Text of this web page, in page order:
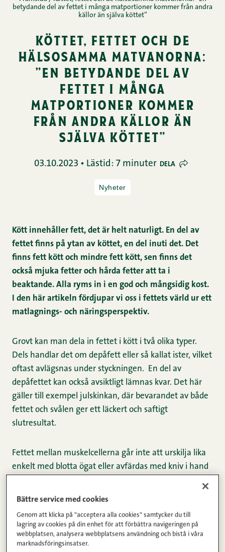
betydande del av fettet i många matportioner kommer från andra
källor än själva köttet”
köttet, fettet och de
hälsosamma matvanorna:
”en betydande del av
fettet i många
matportioner kommer
från andra källor än
själva köttet”
03.10.2023 • Lästid: 7 minuter DELA
Nyheter
Kött innehåller fett, det är helt naturligt. En del av
fettet finns på ytan av köttet, en del inuti det. Det
finns fett kött och mindre fett kött, sen finns det
också mjuka fetter och hårda fetter att ta i
beaktande. Alla ryms in i en god och mångsidig kost.
I den här artikeln fördjupar vi oss i fettets värld ur ett
matlagnings- och näringsperspektiv.
Grovt kan man dela in fettet i kött i två olika typer.
Dels handlar det om depåfett eller så kallat ister, vilket
oftast avlägsnas under styckningen. En del av
depåfettet kan också avsiktligt lämnas kvar. Det här
gäller till exempel julskinkan, där bevarandet av både
fettet och svålen ger ett läckert och saftigt
slutresultat.
Fettet mellan muskelcellerna går inte att urskilja lika
enkelt med blotta ögat eller avfärdas med kniv i hand
väldigt tydlig i till exempel nötkött som små vita
Fetthalten i kött är ofta en summa av flera olika
Bättre service med cookies
Genom att klicka på "acceptera alla cookies" samtycker du till
lagring av cookies på din enhet för att förbättra navigeringen på
webbplatsen, analysera webbplatsens användning och bistå i våra
marknadsföringsinsatser.